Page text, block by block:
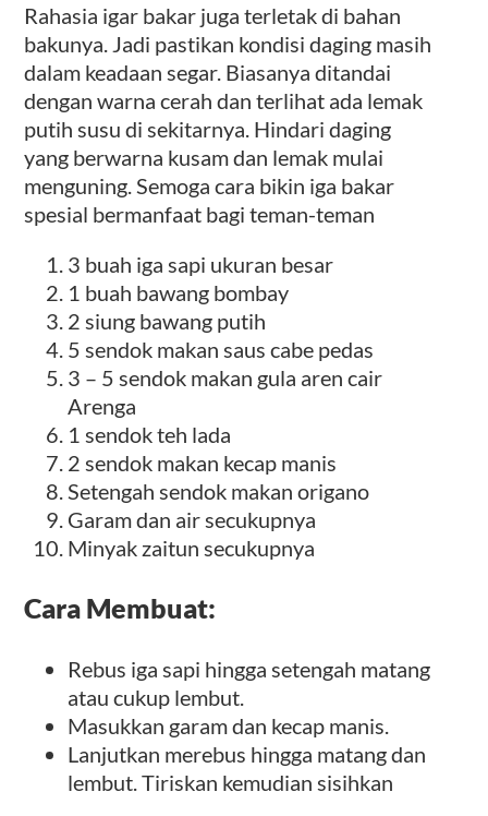
Rahasia igar bakar juga terletak di bahan
bakunya. Jadi pastikan kondisi daging masih
dalam keadaan segar. Biasanya ditandai
dengan warna cerah dan terlihat ada lemak
putih susu di sekitarnya. Hindari daging
yang berwarna kusam dan lemak mulai
menguning. Semoga cara bikin iga bakar
spesial bermanfaat bagi teman-teman
3 buah iga sapi ukuran besar
1 buah bawang bombay
2 siung bawang putih
5 sendok makan saus cabe pedas
3 – 5 sendok makan gula aren cair
Arenga
1 sendok teh lada
2 sendok makan kecap manis
Setengah sendok makan origano
Garam dan air secukupnya
Minyak zaitun secukupnya
Cara Membuat:
Rebus iga sapi hingga setengah matang
atau cukup lembut.
Masukkan garam dan kecap manis.
Lanjutkan merebus hingga matang dan
lembut. Tiriskan kemudian sisihkan